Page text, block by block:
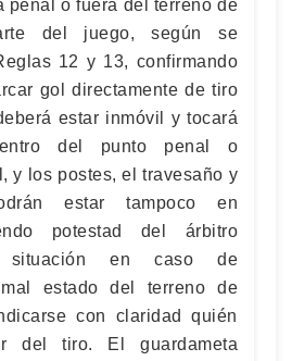
penal o fuera del terreno de
del juego, según se
12 y 13, confirmando
gol directamente de tiro
estar inmóvil y tocará
del punto penal o
y los postes, el travesaño y
estar tampoco en
potestad del árbitro
situación en caso de
estado del terreno de
con claridad quién
del tiro. El guardameta